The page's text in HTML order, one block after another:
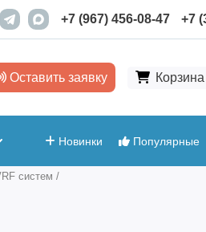
+7 (967) 456-08-47 +7
Оставить заявку Корзина
Новинки Популярные
систем /